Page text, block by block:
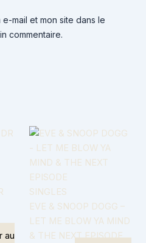
mail et mon site dans le
commentaire.
au
SINGLES
EVE & SNOOP DOGG –
LET ME BLOW YA MIND
& THE NEXT EPISODE